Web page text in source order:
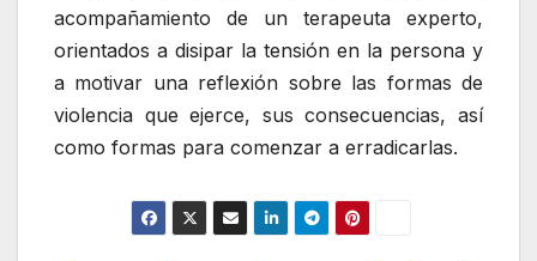
acompañamiento de un terapeuta experto,
orientados a disipar la tensión en la persona y
a motivar una reflexión sobre las formas de
violencia que ejerce, sus consecuencias, así
como formas para comenzar a erradicarlas.